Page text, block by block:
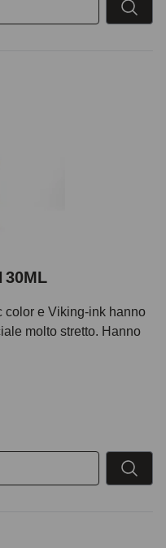
30ML
color e Viking-ink hanno
molto stretto. Hanno